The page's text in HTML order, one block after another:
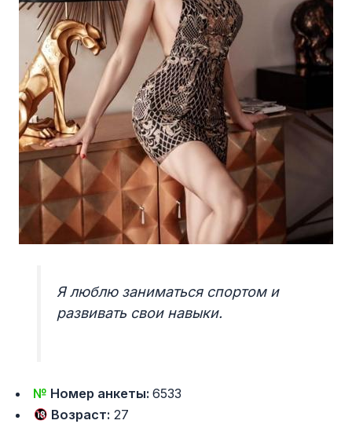
Я люблю заниматься спортом и
развивать свои навыки.
№ Номер анкеты:6533
Возраст: 27